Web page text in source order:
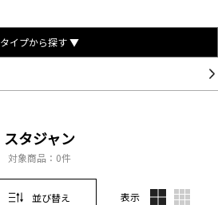
タイプから探す ▼
スタジャン
対象商品： 0件
並び替え 表示